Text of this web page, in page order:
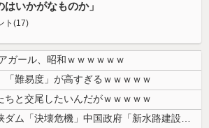
いかがなものか」
ト(17)
ガール、昭和ｗｗｗｗｗｗ
「難易度」が高すぎるｗｗｗｗｗ
ちと交尾したいんだがｗｗｗｗｗ
中国「大洪水！」三峡ダム「決壊危機」中国政府「新水路建設！（三峡新水路...